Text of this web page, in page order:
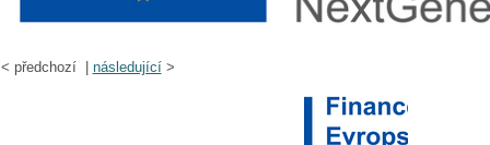
< předchozí | následující>